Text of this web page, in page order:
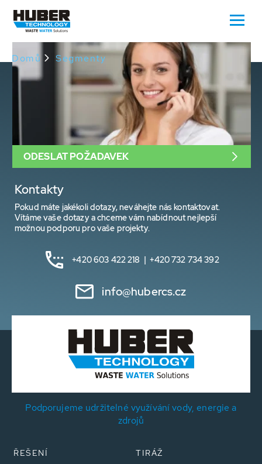
Domů Segmenty
Oops, an error occurred! Request: 3bc02fa82b7b7
Kontakty
Pokud máte jakékoli dotazy, neváhejte nás kontaktovat.
Vítáme vaše dotazy a chceme vám nabídnout nejlepší
možnou podporu pro vaše projekty.
+420 603 422 218 | +420 732 734 392
info@hubercs.cz
ODESLAT POŽADAVEK
Podporujeme udržitelné využívání vody, energie a
zdrojů
ŘEŠENÍ
TIRÁŽ